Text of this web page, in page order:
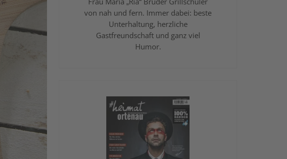
von nah und fern. Immer dabei: beste
Unterhaltung, herzliche
Gastfreundschaft und ganz viel
Humor.